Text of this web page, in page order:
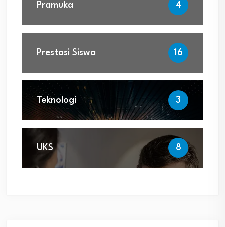
Pramuka 4
Prestasi Siswa 16
Teknologi 3
UKS 8